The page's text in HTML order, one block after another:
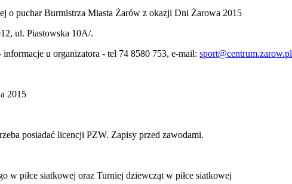
o puchar Burmistrza Miasta Żarów z okazji Dni Żarowa 2015
ul. Piastowska 10A/.
u organizatora - tel 74 8580 753, e-mail:sport@centrum.zarow.pl
2015
posiadać licencji PZW. Zapisy przed zawodami.
w piłce siatkowej oraz Turniej dziewcząt w piłce siatkowej